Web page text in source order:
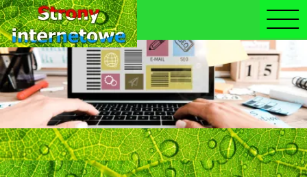
Warning: fopen(iel/000galeria.we/licznik.txt): failed to open
stream: No such file or directory in
/home/epanfu.pl/public_html/index.php
on line 3058
Warning: filesize(): stat failed for
iel/000galeria.we/licznik.txt in
/home/epanfu.pl/public_html/index.phpon line3058
Warning: fread() expects parameter 1 to be resource, bool
given in/home/epanfu.pl/public_html/index.phpon line
3058